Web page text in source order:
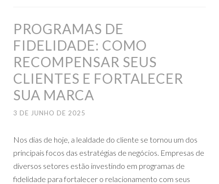
PROGRAMAS DE
FIDELIDADE: COMO
RECOMPENSAR SEUS
CLIENTES E FORTALECER
SUA MARCA
3 DE JUNHO DE 2025
Nos dias de hoje, a lealdade do cliente se tornou um dos
principais focos das estratégias de negócios. Empresas de
diversos setores estão investindo em programas de
fidelidade para fortalecer o relacionamento com seus